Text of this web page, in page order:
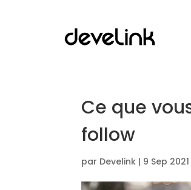
Ce que
follow
par Develink | 9 Sep 2021